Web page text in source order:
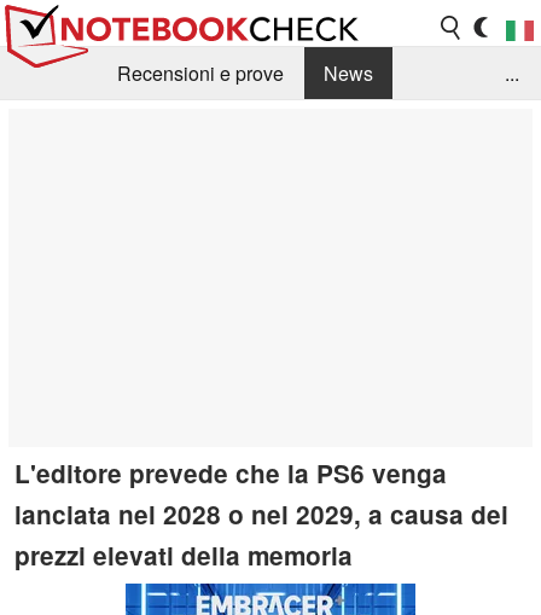
Recensioni e prove
News
...
L'editore prevede che la PS6 venga
lanciata nel 2028 o nel 2029, a causa dei
prezzi elevati della memoria